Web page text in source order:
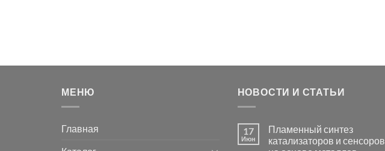
МЕНЮ
Главная
НОВОСТИ И СТАТЬИ
17
Июн
Пламенный синтез
катализаторов и сенсоров